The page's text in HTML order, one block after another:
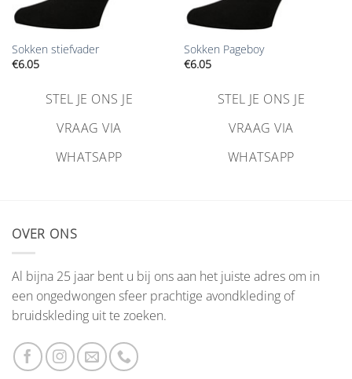
Sokken stiefvader
€6.05
STEL JE ONS JE
VRAAG VIA
WHATSAPP
Sokken Pageboy
€6.05
STEL JE ONS JE
VRAAG VIA
WHATSAPP
OVER ONS
Al bijna 25 jaar bent u bij ons aan het juiste adres om in
een ongedwongen sfeer prachtige avondkleding of
bruidskleding uit te zoeken.